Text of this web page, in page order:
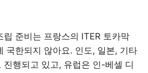
립 준비는 프랑스의 ITER 토카막
국한되지 않아요. 인도, 일본, 기타
진행되고 있고, 유럽은 인-베셀 디